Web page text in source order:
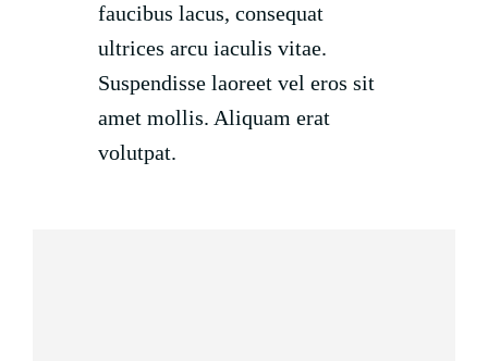
faucibus lacus, consequat
ultrices arcu iaculis vitae.
Suspendisse laoreet vel eros sit
amet mollis. Aliquam erat
volutpat.